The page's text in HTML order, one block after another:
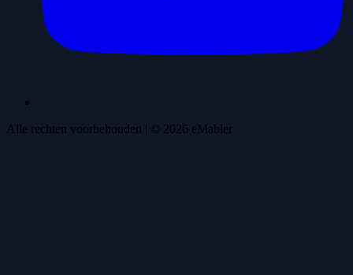
Alle rechten voorbehouden | © 2026 eMabler